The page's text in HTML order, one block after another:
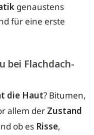
genaustens
für eine erste
bei Flachdach-
die Haut? Bitumen,
allem der Zustand
ob es Risse,